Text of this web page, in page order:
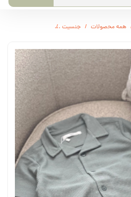
همه محصولات جنسیت